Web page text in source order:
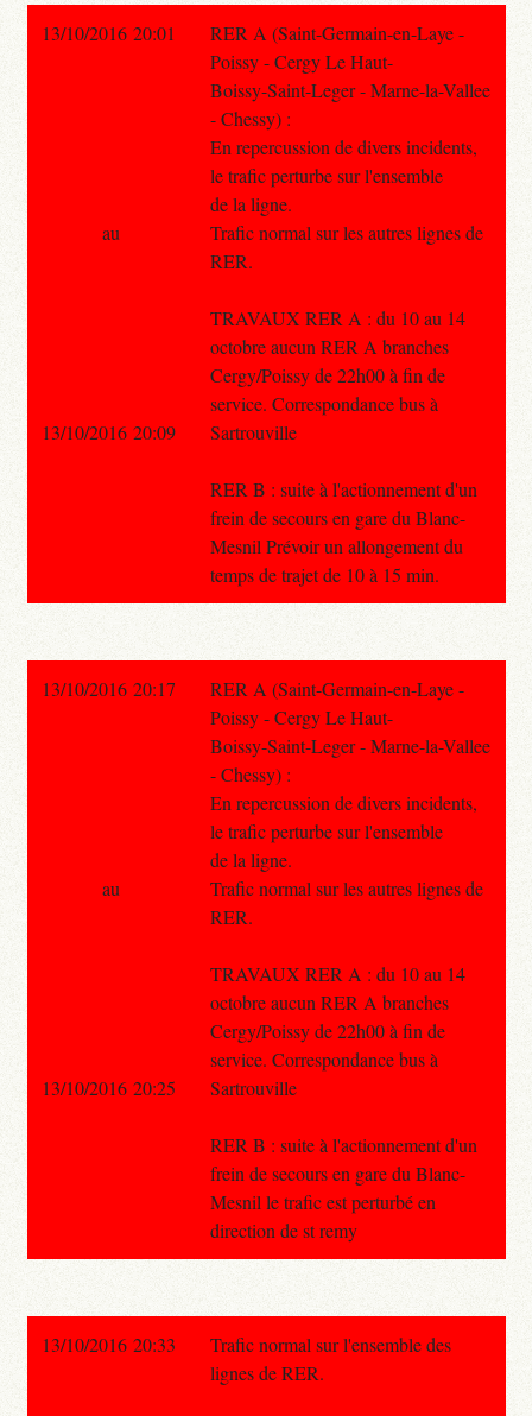
13/10/2016 20:01
RER A (Saint-Germain-en-Laye -
Poissy - Cergy Le Haut-
Boissy-Saint-Leger - Marne-la-Vallee
- Chessy) :
En repercussion de divers incidents,
le trafic perturbe sur l'ensemble
de la ligne.
Trafic normal sur les autres lignes de
RER.
TRAVAUX RER A : du 10 au 14
octobre aucun RER A branches
Cergy/Poissy de 22h00 à fin de
service. Correspondance bus à
Sartrouville
RER B : suite à l'actionnement d'un
frein de secours en gare du Blanc-
Mesnil Prévoir un allongement du
temps de trajet de 10 à 15 min.
au
13/10/2016 20:09
13/10/2016 20:17
RER A (Saint-Germain-en-Laye -
Poissy - Cergy Le Haut-
Boissy-Saint-Leger - Marne-la-Vallee
- Chessy) :
En repercussion de divers incidents,
le trafic perturbe sur l'ensemble
de la ligne.
Trafic normal sur les autres lignes de
RER.
TRAVAUX RER A : du 10 au 14
octobre aucun RER A branches
Cergy/Poissy de 22h00 à fin de
service. Correspondance bus à
Sartrouville
RER B : suite à l'actionnement d'un
frein de secours en gare du Blanc-
Mesnil le trafic est perturbé en
direction de st remy
au
13/10/2016 20:25
13/10/2016 20:33
Trafic normal sur l'ensemble des
lignes de RER.